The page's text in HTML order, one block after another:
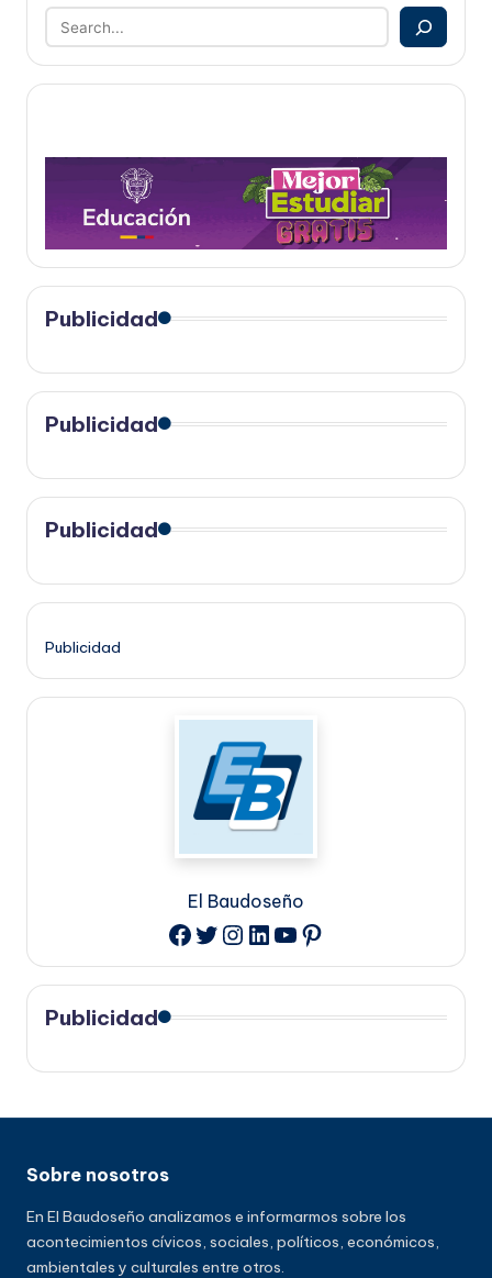
Publicidad
Publicidad
Publicidad
Publicidad
El Baudoseño
Facebook
Twitter
Instagram
LinkedIn
YouTube
Pinterest
Publicidad
Sobre nosotros
En El Baudoseño analizamos e informarmos sobre los
acontecimientos cívicos, sociales, políticos, económicos,
ambientales y culturales entre otros.